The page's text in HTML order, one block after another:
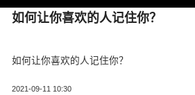
如何让你喜欢的人记住你？
如何让你喜欢的人记住你？
2021-09-11 10:30